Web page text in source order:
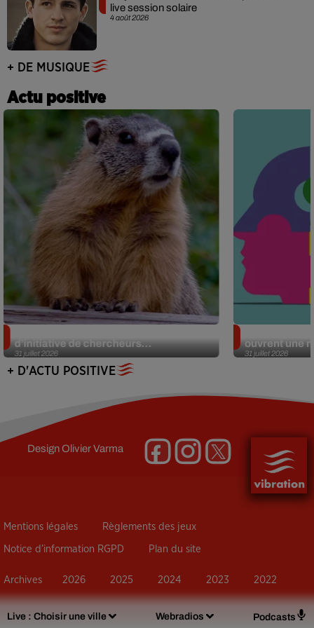
Live : Choisir une ville Webradios Podcasts
4 août 2026
live session solaire
+ DE MUSIQUE
Actu positive
31 juillet 2026
d’initiative de chercheurs...
31 juillet 2026
ouvrent une
+ D'ACTU POSITIVE
DesignOlivier Varma
Mentions légales Règlements des jeux
Notice d’information RGPD Plan du site
Archives 2026 2025 2024 2023 2022